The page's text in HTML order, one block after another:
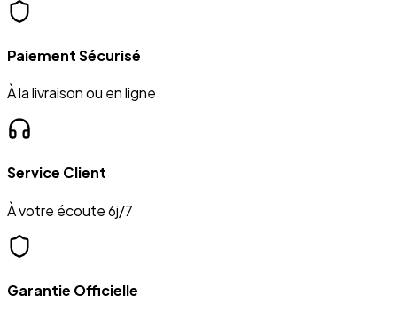
Paiement Sécurisé
À la livraison ou en ligne
Service Client
À votre écoute 6j/7
Garantie Officielle